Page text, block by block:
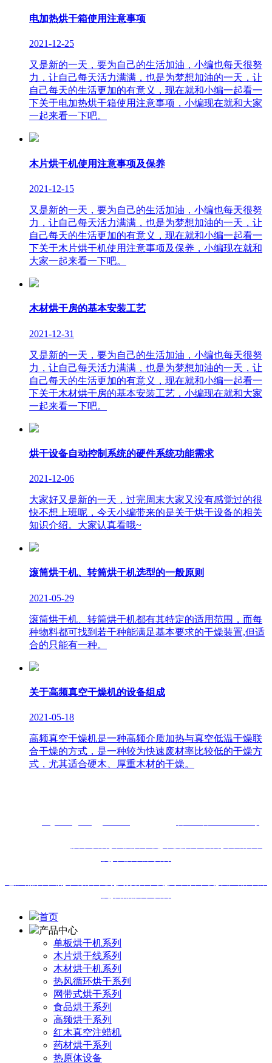
电加热烘干箱使用注意事项
2021-12-25
又是新的一天，要为自己的生活加油，小编也每天很努
力，让自己每天活力满满，也是为梦想加油的一天，让
自己每天的生活更加的有意义，现在就和小编一起看一
下关于电加热烘干箱使用注意事项，小编现在就和大家
一起来看一下吧。
木片烘干机使用注意事项及保养
2021-12-15
又是新的一天，要为自己的生活加油，小编也每天很努
力，让自己每天活力满满，也是为梦想加油的一天，让
自己每天的生活更加的有意义，现在就和小编一起看一
下关于木片烘干机使用注意事项及保养，小编现在就和
大家一起来看一下吧。
木材烘干房的基本安装工艺
2021-12-31
又是新的一天，要为自己的生活加油，小编也每天很努
力，让自己每天活力满满，也是为梦想加油的一天，让
自己每天的生活更加的有意义，现在就和小编一起看一
下关于木材烘干房的基本安装工艺，小编现在就和大家
一起来看一下吧。
烘干设备自动控制系统的硬件系统功能需求
2021-12-06
大家好又是新的一天，过完周末大家又没有感觉过的很
快不想上班呢，今天小编带来的是关于烘干设备的相关
知识介绍。大家认真看哦~
滚筒烘干机、转筒烘干机选型的一般原则
2021-05-29
滚筒烘干机、转筒烘干机都有其特定的适用范围，而每
种物料都可找到若干种能满足基本要求的干燥装置,但适
合的只能有一种。
关于高频真空干燥机的设备组成
2021-05-18
高频真空干燥机是一种高频介质加热与真空低温干燥联
合干燥的方式，是一种较为快速废材率比较低的干燥方
式，尤其适合硬木、厚重木材的干燥。
首页
产品中心
单板烘干机系列
木片烘干线系列
木材烘干机系列
热风循环烘干系列
网带式烘干系列
食品烘干系列
高频烘干系列
红木真空注蜡机
药材烘干系列
热原体设备